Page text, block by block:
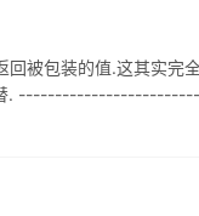
被包装的值.这其实
代替.